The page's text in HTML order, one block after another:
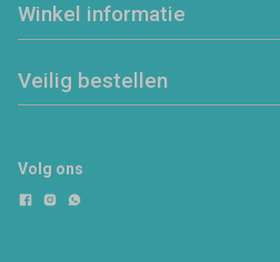
Winkel informatie
Veilig bestellen
Volg ons